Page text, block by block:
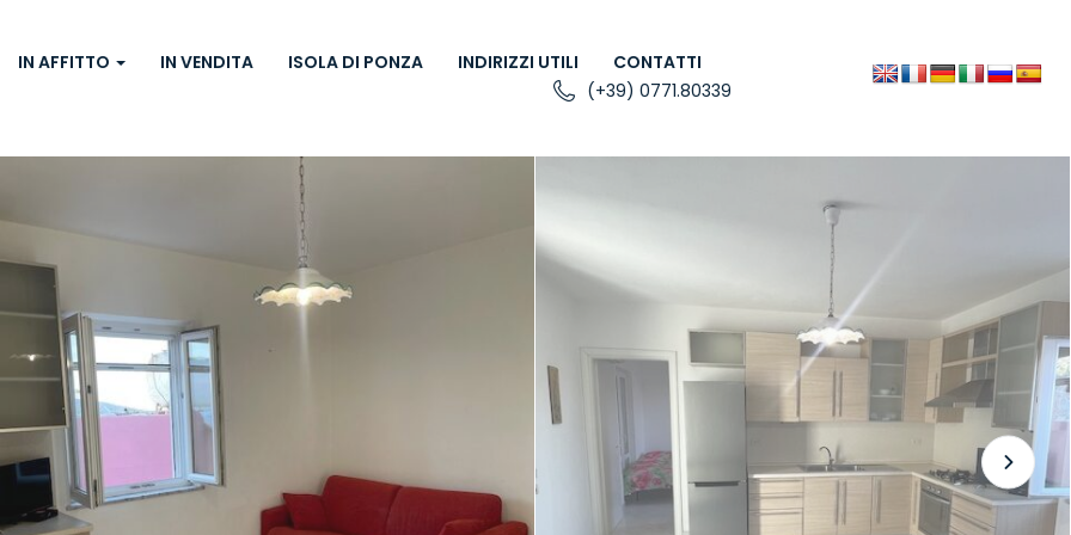
IN AFFITTO IN VENDITA ISOLA DI PONZA INDIRIZZI UTILI
CONTATTI
(+39) 0771.80339